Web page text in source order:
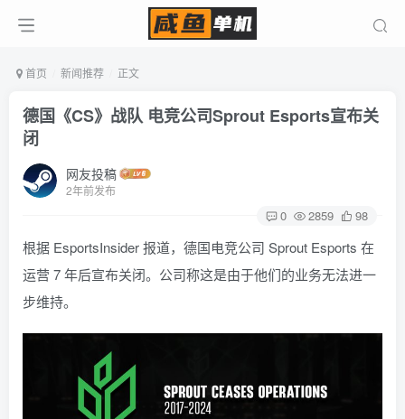
首页 新闻推荐 正文
德国《CS》战队 电竞公司Sprout Esports宣布关
闭
网友投稿
2年前发布
0 2859 98
根据 EsportsInsider 报道，德国电竞公司 Sprout Esports 在
运营 7 年后宣布关闭。公司称这是由于他们的业务无法进一
步维持。